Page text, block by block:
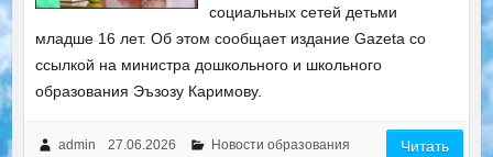
социальных сетей детьми
младше 16 лет. Об этом сообщает издание Gazeta со
ссылкой на министра дошкольного и школьного
образования Эъзозу Каримову.
admin 27.06.2026 Новости образования Читать